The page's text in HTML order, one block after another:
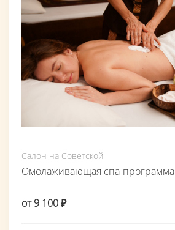
Салон на Советской
Омолаживающая спа-программа
от 9 100 ₽